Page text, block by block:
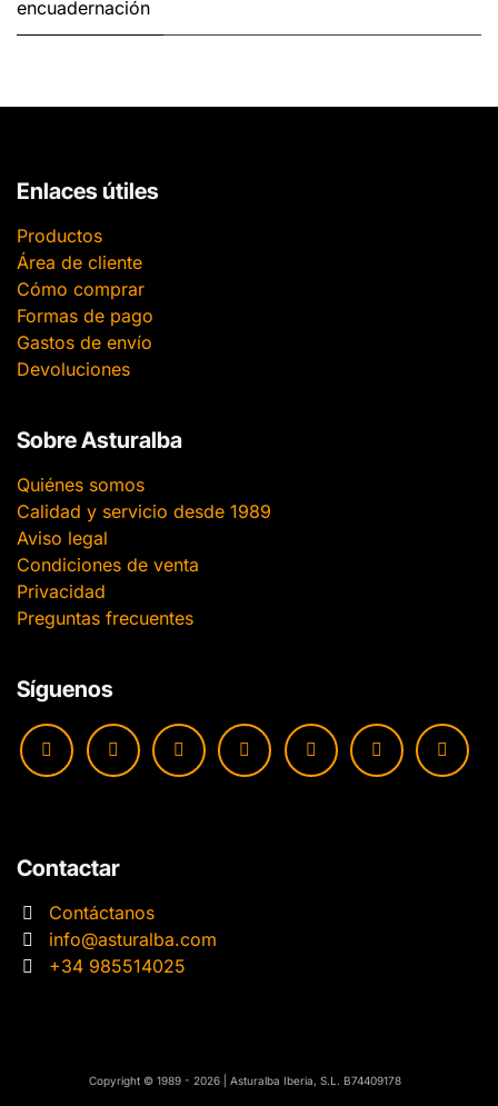
encuadernación
Enlaces útiles
Productos
Área de cliente
Cómo comprar
Formas de pago
Gastos de envío
Devoluciones
Sobre Asturalba
Quiénes somos
Calidad y servicio desde 1989
Aviso legal
Condiciones de venta
Privacidad
Preguntas frecuentes
Síguenos
Contactar
Contáctanos
info@asturalba.com
+34 985514025
​​Copyright © 1989 - 2026 | Asturalba Iberia, S.L. B74409178